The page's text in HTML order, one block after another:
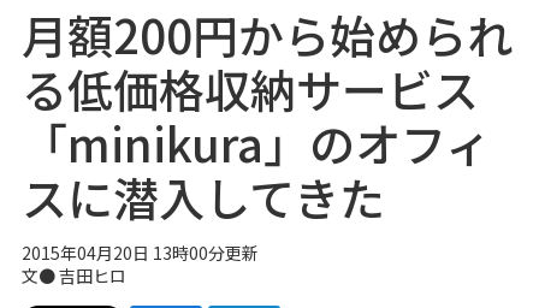
i
o
月額200円から始められ
る低価格収納サービス
「minikura」のオフィ
スに潜入してきた
2015年04月20日 13時00分更新
文●吉田ヒロ